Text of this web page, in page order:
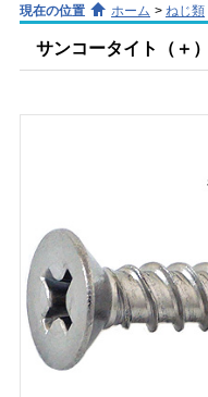
現在の位置 ホーム > ねじ類
サンコータイト（＋